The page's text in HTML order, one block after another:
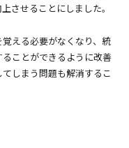
させることにしました。
える必要がなくなり、統
ことができるように改善
しまう問題も解消するこ